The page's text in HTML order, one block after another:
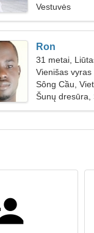
Vestuvės
Ron
31 metai,
Vienišas
Sông Cầu,
Šunų dresūra,